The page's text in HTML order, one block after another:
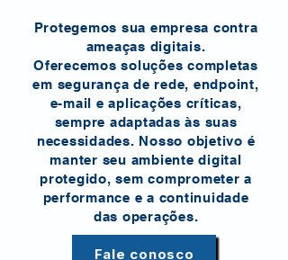
Protegemos sua empresa contra
ameaças digitais.
Oferecemos soluções completas
em segurança de rede, endpoint,
e-mail e aplicações críticas,
sempre adaptadas às suas
necessidades. Nosso objetivo é
manter seu ambiente digital
protegido, sem comprometer a
performance e a continuidade
das operações.
Fale conosco